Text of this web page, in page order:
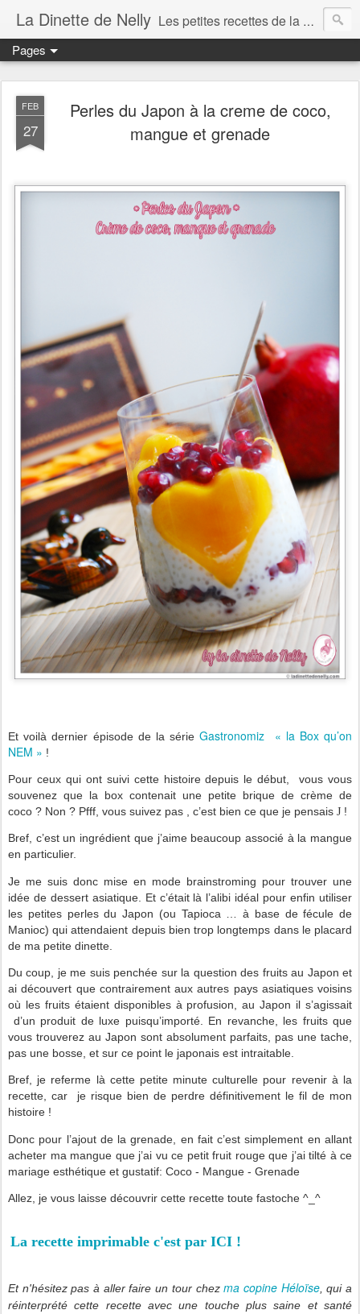
La Dinette de Nelly Les petites recettes de la dinette de Nelly. Des recettes simples, généreuses et gourmandes pour tous les jours c'est tout ça la dinette !
Pages
FEB
27
Perles du Japon à la creme de coco,
mangue et grenade
Et voilà dernier épisode de la sérieGastronomiz
« la Box qu’on
NEM » !
Pour ceux qui ont suivi cette histoire depuis le début,
vous vous
souvenez que la box contenait une petite brique de crème de
coco ? Non ? Pfff, vous suivez pas , c’est bien ce que je pensais J !
Bref, c’est un ingrédient que j’aime beaucoup associé à la mangue
en particulier.
Je me suis donc mise en mode brainstroming pour trouver une
idée de dessert asiatique. Et c’était là l’alibi idéal pour enfin utiliser
les petites perles du Japon (ou Tapioca … à base de fécule de
Manioc) qui attendaient depuis bien trop longtemps dans le placard
de ma petite dinette.
Du coup, je me suis penchée sur la question des fruits au Japon et
ai découvert que contrairement aux autres pays asiatiques voisins
où les fruits étaient disponibles à profusion, au Japon il s’agissait
d’un produit de luxe puisqu’importé. En revanche, les fruits que
vous trouverez au Japon sont absolument parfaits, pas une tache,
pas une bosse, et sur ce point le japonais est intraitable.
Bref, je referme là cette petite minute culturelle pour revenir à la
recette, car
je risque bien de perdre définitivement le fil de mon
histoire !
Donc pour l’ajout de la grenade, en fait c’est simplement en allant
acheter ma mangue que j’ai vu ce petit fruit rouge que j’ai tilté à ce
mariage esthétique et gustatif: Coco - Mangue - Grenade
Allez, je vous laisse découvrir cette recette toute fastoche ^_^
La recette imprimable c'est par ICI !
Et n'hésitez pas à aller faire un tour chezma copine Héloïse, qui a
réinterprété cette recette avec une touche plus saine et santé